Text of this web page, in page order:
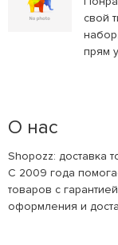
свой
прям
О нас
Shopozz: доставка
С 2009 года
товаров с
оформления и